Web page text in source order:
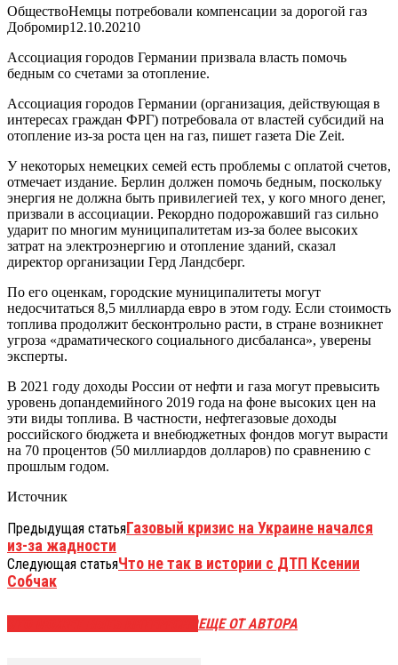
ОбществоНемцы потребовали компенсации за дорогой газ
Добромир12.10.20210
Ассоциация городов Германии призвала власть помочь
бедным со счетами за отопление.
Ассоциация городов Германии (организация, действующая в
интересах граждан ФРГ) потребовала от властей субсидий на
отопление из-за роста цен на газ, пишет газета Die Zeit.
У некоторых немецких семей есть проблемы с оплатой счетов,
отмечает издание. Берлин должен помочь бедным, поскольку
энергия не должна быть привилегией тех, у кого много денег,
призвали в ассоциации. Рекордно подорожавший газ сильно
ударит по многим муниципалитетам из-за более высоких
затрат на электроэнергию и отопление зданий, сказал
директор организации Герд Ландсберг.
По его оценкам, городские муниципалитеты могут
недосчитаться 8,5 миллиарда евро в этом году. Если стоимость
топлива продолжит бесконтрольно расти, в стране возникнет
угроза «драматического социального дисбаланса», уверены
эксперты.
В 2021 году доходы России от нефти и газа могут превысить
уровень допандемийного 2019 года на фоне высоких цен на
эти виды топлива. В частности, нефтегазовые доходы
российского бюджета и внебюджетных фондов могут вырасти
на 70 процентов (50 миллиардов долларов) по сравнению с
прошлым годом.
Источник
Предыдущая статьяГазовый кризис на Украине начался
из-за жадности
Следующая статьяЧто не так в истории с ДТП Ксении
Собчак
ЕЩЕ ОТ АВТОРА